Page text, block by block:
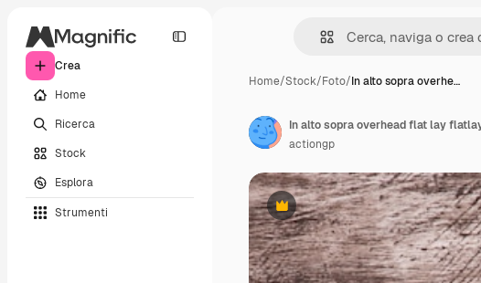
Crea
Home
Ricerca
Stock
Esplora
Strumenti
Home/Stock/Foto/In alto sopra overhe…
Premium
actiongp